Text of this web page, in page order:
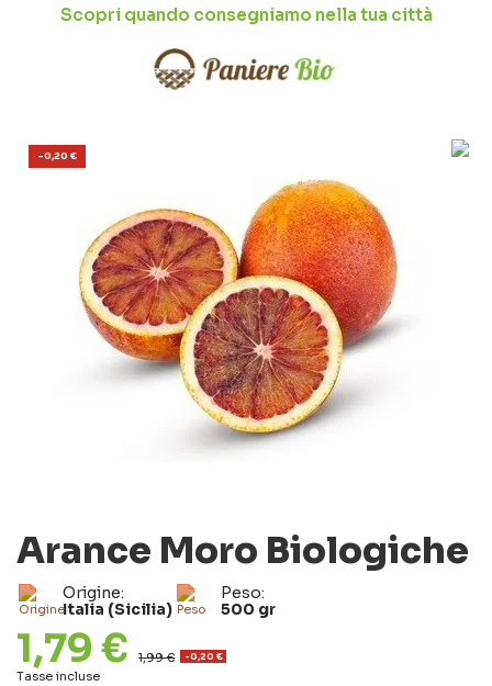
Scopri quando consegniamo nella tua città
-0,20 €
Arance Moro Biologiche
Origine:
Italia (Sicilia)
Peso:
500 gr
1,79 € 1,99 € -0,20 €
Tasse incluse